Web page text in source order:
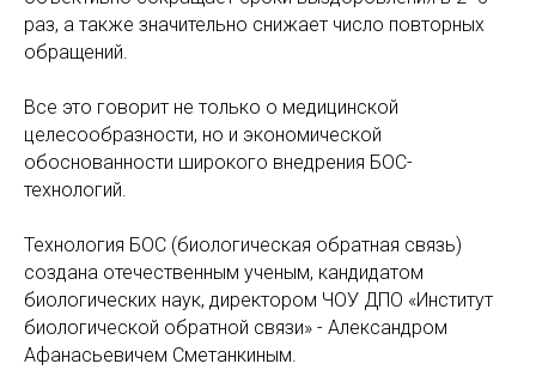
раз, а также значительно снижает число повторных
обращений.
Все это говорит не только о медицинской
целесообразности, но и экономической
обоснованности широкого внедрения БОС-
технологий.
Технология БОС (биологическая обратная связь)
создана отечественным ученым, кандидатом
биологических наук, директором ЧОУ ДПО «Институт
биологической обратной связи» - Александром
Афанасьевичем Сметанкиным.